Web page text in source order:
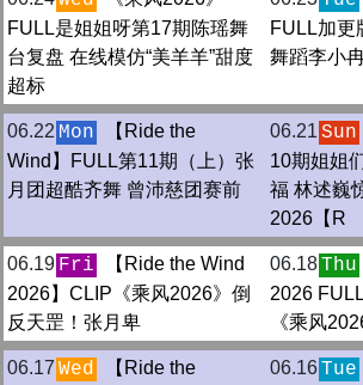
FULL是姐姐呀第17期陈瑶舞
台复盘 在线模仿“美羊羊”甜度
超标
FULL加更
舞蹈李小
06.22 Mon
【Ride the
Wind】FULL第11期（上）张
月团超酷齐舞 曾沛慈团赛前
06.21 Sun
10期姐姐
福 林述巍
2026【R
06.19 Fri
【Ride the Wind
2026】CLIP《乘风2026》倒
反天罡！张月卑
06.18Thu
2026
《乘风
06.17 Wed
【Ride the
06.16Tue